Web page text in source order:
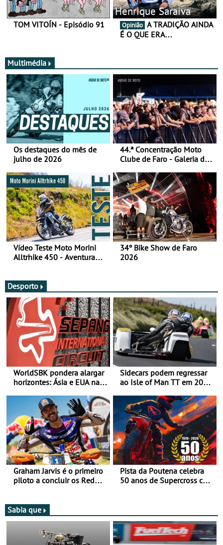
TOM VITOÍN - Episódio 91
Henrique Saraiva
Opinião
É O QUE ERA…
Multimédia
Os destaques do mês de
julho de 2026
44.ª Concentração Moto
Clube de Faro - Galeria de
Vídeo Teste Moto Morini
Alltrhike 450 - Aventura
34º Bike Show de Faro
2026
Desporto
WorldSBK pondera alargar
horizontes: Ásia e EUA na
Sidecars podem regressar
ao Isle of Man TT em 2027
Graham Jarvis é o primeiro
piloto a concluir os Red
Pista da Poutena celebra
50 anos de Supercross com
Sabia que